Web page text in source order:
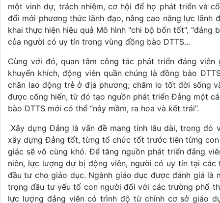
một vinh dự, trách nhiệm, cơ hội để họ phát triển và
đổi mới phương thức lãnh đạo, nâng cao năng lực lãnh
khai thực hiện hiệu quả Mô hình "chi bộ bốn tốt",
của người có uy tín trong vùng đồng bào DTTS...
Cùng với đó, quan tâm công tác phát triển đảng
khuyến khích, động viên quần chúng là đồng bào
chân lao động trẻ ở địa phương; chăm lo tốt đời sống
được cống hiến, từ đó tạo nguồn phát triển Đảng một
bào DTTS mới có thể “nảy mầm, ra hoa và kết trái”.
Xây dựng Đảng là vấn đề mang tính lâu dài, trong
xây dựng Đảng tốt, từng tổ chức tốt trước tiên từng
giác sẽ vô cùng khó. Để tăng nguồn phát triển đảng
niên, lực lượng dự bị động viên, người có uy tín tại
đầu tư cho giáo dục. Ngành giáo dục được đánh giá
trọng đầu tư yếu tố con người đối với các trường phổ
lực lượng đảng viên có trình độ từ chính cơ sở giáo